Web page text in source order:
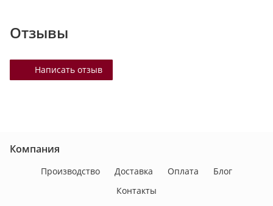
Отзывы
Написать отзыв
Компания
Производство Доставка Оплата
Блог
Контакты